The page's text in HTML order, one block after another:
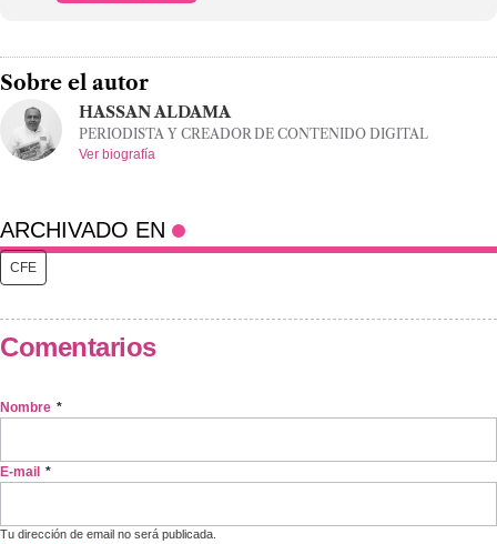
Sobre el autor
HASSAN ALDAMA
PERIODISTA Y CREADOR DE CONTENIDO DIGITAL
Ver biografía
ARCHIVADO EN
CFE
Comentarios
Nombre *
E-mail *
Tu dirección de email no será publicada.